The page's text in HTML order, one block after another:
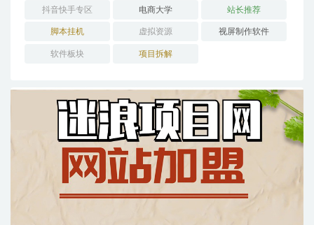
抖音快手专区 电商大学 站长推荐
脚本挂机 虚拟资源 视屏制作软件
软件板块 项目拆解